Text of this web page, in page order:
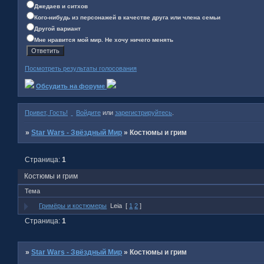
Джедаев и ситхов
Кого-нибудь из персонажей в качестве друга или члена семьи
Другой вариант
Мне нравится мой мир. Не хочу ничего менять
Посмотреть результаты голосования
Обсудить на форуме
Привет, Гость! Войдите или зарегистрируйтесь
»Star Wars - Звёздный Мир »Костюмы и грим
Костюмы и грим
Страница:1
Тема
Гримёры и костюмеры Leia [ 1 2 ]
Страница:1
»Star Wars - Звёздный Мир » Костюмы и грим